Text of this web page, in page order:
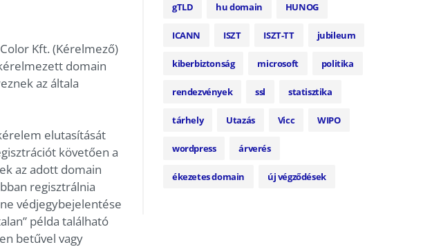
Kft. (Kérelmező)
domain
az általa
elutasítását
követően a
az adott domain
regisztrálnia
védjegybejelentése
példa található
betűvel vagy
gTLD hu domain HUNOG
ICANN ISZT ISZT-TT jubileum
kiberbiztonság microsoft politika
rendezvények ssl statisztika
tárhely Utazás Vicc WIPO
wordpress árverés
ékezetes domain új végződések